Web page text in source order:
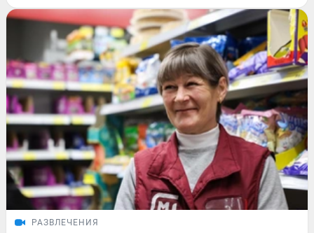
РАЗВЛЕЧЕНИЯ